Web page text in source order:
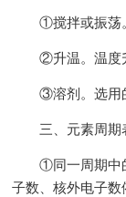
①搅拌或振荡。
②升温。温度升
③溶剂。选用的
三、元素周期
①同一周期中的
子数、核外电子数